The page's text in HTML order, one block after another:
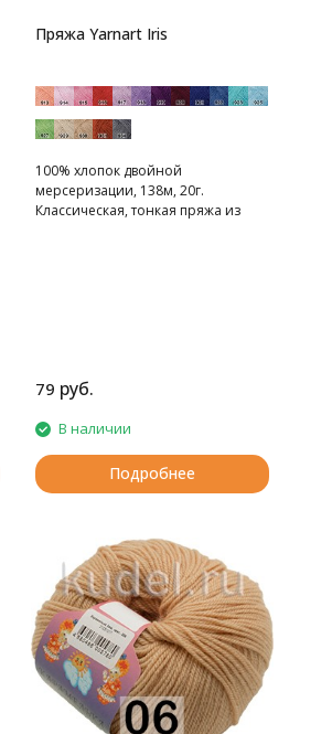
Пряжа Yarnart Iris
100% хлопок двойной
мерсеризации, 138м, 20г.
Классическая, тонкая пряжа из
79 руб.
В наличии
Подробнее